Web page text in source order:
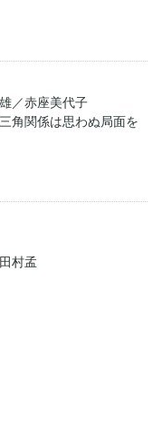
／赤座美代子
角関係は思わぬ局面を
村孟